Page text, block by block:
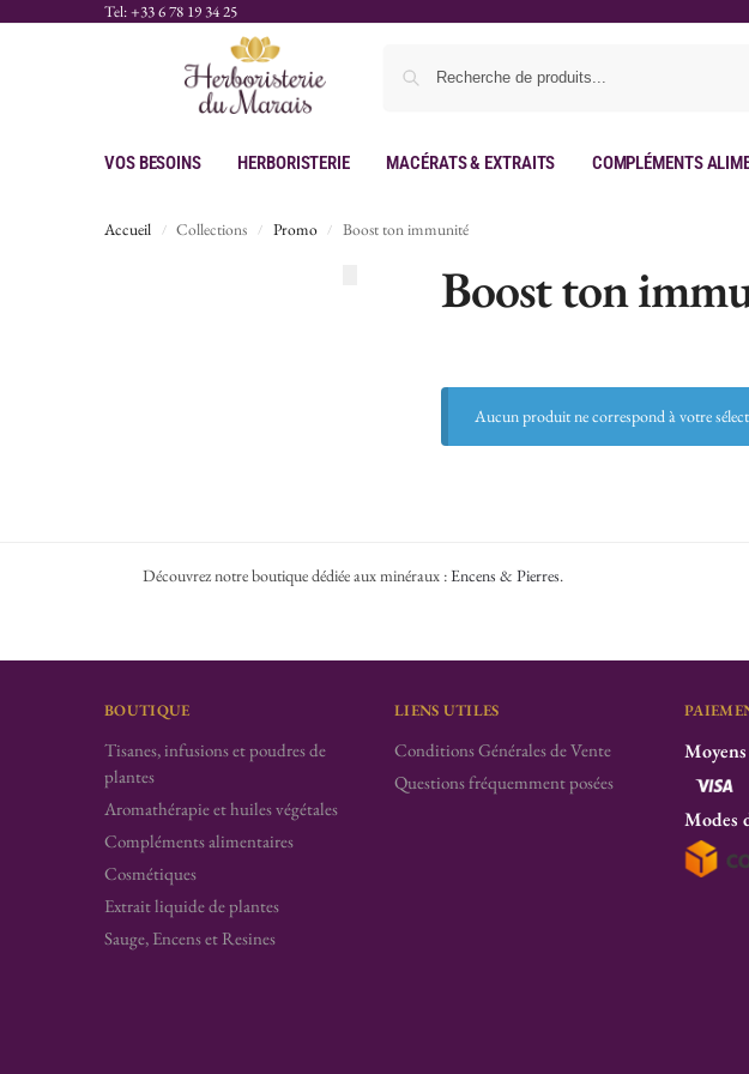
Tel: +33 6 78 19 34 25
Vos Besoins Herboristerie Macérats & Extraits Compléments
Accueil / Collections / Promo / Boost ton immunité
Boost ton
Aucun produit ne correspond à votre
Découvrez notre boutique dédiée aux minéraux :Encens & Pierres.
BOUTIQUE
Tisanes, infusions et poudres de
plantes
Aromathérapie et huiles végétales
Compléments alimentaires
Cosmétiques
Extrait liquide de plantes
Sauge, Encens et Resines
LIENS UTILES
Conditions Générales de Vente
Questions fréquemment posées
Modes